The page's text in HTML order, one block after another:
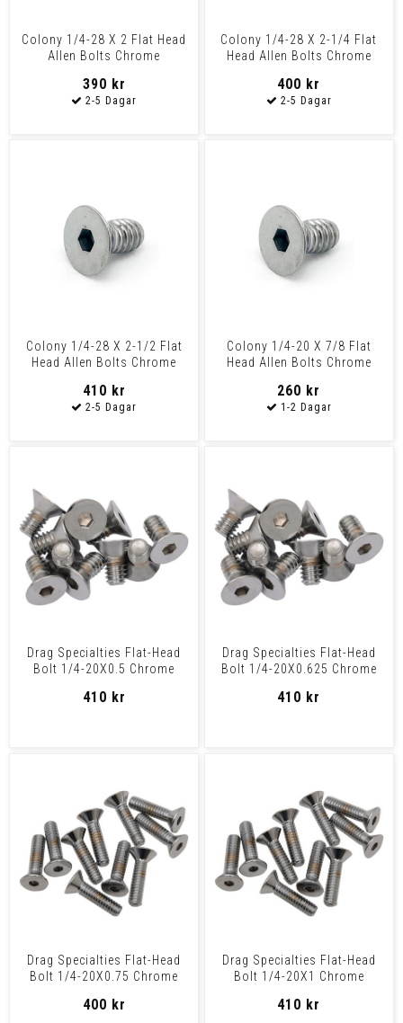
Colony 1/4-28 X 2 Flat Head
Allen Bolts Chrome
390 kr
Colony 1/4-28 X 2-1/4 Flat
Head Allen Bolts Chrome
400 kr
Colony 1/4-28 X 2-1/2 Flat
Head Allen Bolts Chrome
410 kr
Colony 1/4-20 X 7/8 Flat
Head Allen Bolts Chrome
260 kr
Drag Specialties Flat-Head
Bolt 1/4-20X0.5 Chrome
410 kr
Drag Specialties Flat-Head
Bolt 1/4-20X0.625 Chrome
410 kr
Drag Specialties Flat-Head
Bolt 1/4-20X0.75 Chrome
400 kr
Drag Specialties Flat-Head
Bolt 1/4-20X1 Chrome
410 kr